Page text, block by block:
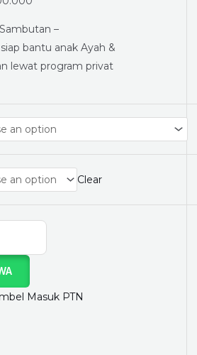
–
bantu anak Ayah &
lewat program privat
Clear
Masuk PTN